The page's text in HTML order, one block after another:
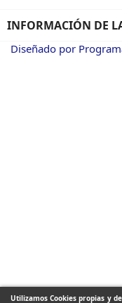
Utilizamos Cookies propias y
INFORMACIÓN DE
Diseñado por